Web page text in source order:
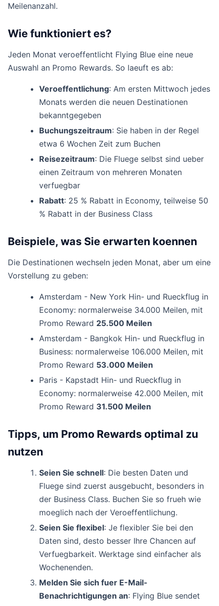
Meilenanzahl.
Wie funktioniert es?
Jeden Monat veroeffentlicht Flying Blue eine neue
Auswahl an Promo Rewards. So laeuft es ab:
Veroeffentlichung: Am ersten Mittwoch jedes
Monats werden die neuen Destinationen
bekanntgegeben
Buchungszeitraum: Sie haben in der Regel
etwa 6 Wochen Zeit zum Buchen
Reisezeitraum: Die Fluege selbst sind ueber
einen Zeitraum von mehreren Monaten
verfuegbar
Rabatt: 25 % Rabatt in Economy, teilweise 50
% Rabatt in der Business Class
Beispiele, was Sie erwarten koennen
Die Destinationen wechseln jeden Monat, aber um eine
Vorstellung zu geben:
Amsterdam - New York Hin- und Rueckflug in
Economy: normalerweise 34.000 Meilen, mit
Promo Reward 25.500 Meilen
Amsterdam - Bangkok Hin- und Rueckflug in
Business: normalerweise 106.000 Meilen, mit
Promo Reward 53.000 Meilen
Paris - Kapstadt Hin- und Rueckflug in
Economy: normalerweise 42.000 Meilen, mit
Promo Reward 31.500 Meilen
Tipps, um Promo Rewards optimal zu
nutzen
Seien Sie schnell: Die besten Daten und
Fluege sind zuerst ausgebucht, besonders in
der Business Class. Buchen Sie so frueh wie
moeglich nach der Veroeffentlichung.
Seien Sie flexibel: Je flexibler Sie bei den
Daten sind, desto besser Ihre Chancen auf
Verfuegbarkeit. Werktage sind einfacher als
Wochenenden.
Melden Sie sich fuer E-Mail-
Benachrichtigungen an: Flying Blue sendet